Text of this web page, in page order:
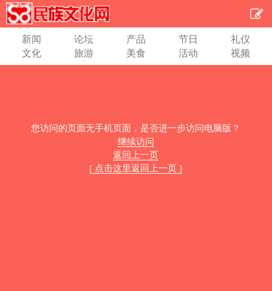
新闻 论坛 产品 节日
礼仪
文化
旅游 美食 活动 视频
您访问的页面无手机页面，是否进一步访问电脑版？
继续访问
返回上一页
[ 点击这里返回上一页 ]